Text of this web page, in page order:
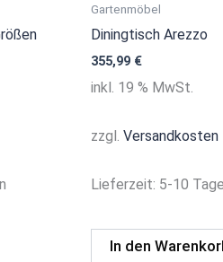
Gartenmöbel
Diningtisch Arezzo
355,99 €
inkl. 19 % MwSt.
zzgl. Versandkosten
Lieferzeit: 5-10
In den